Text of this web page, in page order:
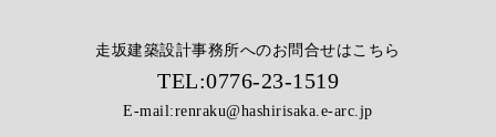
走坂建築設計事務所へのお問合せはこちら
TEL:0776-23-1519
E-mail:renraku@hashirisaka.e-arc.jp